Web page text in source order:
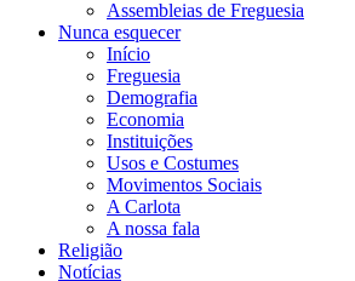
Assembleias de Freguesia
Nunca esquecer
Início
Freguesia
Demografia
Economia
Instituições
Usos e Costumes
Movimentos Sociais
A Carlota
A nossa fala
Religião
Notícias